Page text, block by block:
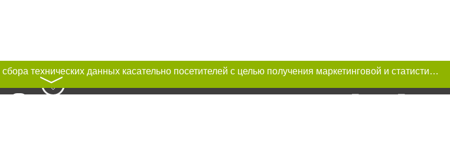
Этот сайт использует «cookies». Также сайт использует интернет-сервис для сбора технических данных касательно посетителей с целью получения маркетинговой и статистической информации. Условия обработки данных посетителей сайта см.
〉